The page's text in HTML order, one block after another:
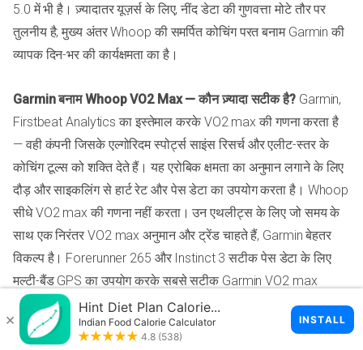
5.0 में भी है। ज़्यादातर यूज़र्स के लिए, नींद डेटा की गुणवत्ता मोटे तौर पर
तुलनीय है; मुख्य अंतर Whoop की समर्पित कोचिंग परत बनाम Garmin की
व्यापक दिन-भर की कार्यक्षमता का है।
Garmin बनाम Whoop VO2 Max — कौन ज़्यादा सटीक है? Garmin,
Firstbeat Analytics का इस्तेमाल करके VO2 max की गणना करता है
— वही कंपनी जिसके एल्गोरिदम स्पोर्ट्स साइंस रिसर्च और एलीट-स्तर के
कोचिंग टूल्स को शक्ति देते हैं। यह एरोबिक क्षमता का अनुमान लगाने के लिए
दौड़ और साइकलिंग से हार्ट रेट और पेस डेटा का उपयोग करता है। Whoop
सीधे VO2 max की गणना नहीं करता। उन एथलीट्स के लिए जो समय के
साथ एक निरंतर VO2 max अनुमान और ट्रेंड चाहते हैं, Garmin बेहतर
विकल्प है। Forerunner 265 और Instinct 3 सटीक पेस डेटा के लिए
मल्टी-बैंड GPS का उपयोग करके सबसे सटीक Garmin VO2 max
अनुमान देते हैं।